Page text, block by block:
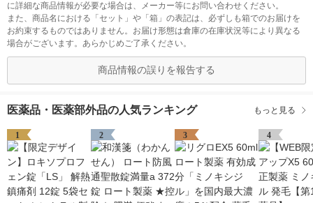
に詳細な商品情報が必要な場合は、メーカー等にお問い合わせください。
また、商品名における「セット」や「箱」の表記は、必ずしも箱でのお届けを
お約束するものではありません。お届け形態は倉庫の在庫状況等により異なる
場合がございます。あらかじめご了承ください。
商品情報の誤りを報告する
医薬品・医薬部外品の人気ランキング もっと見る
1 2 3 4